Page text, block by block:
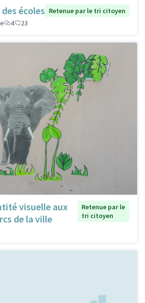
écoles Retenue par le tri citoyen
4 23
visuelle aux
de la ville
Retenue par le
tri citoyen